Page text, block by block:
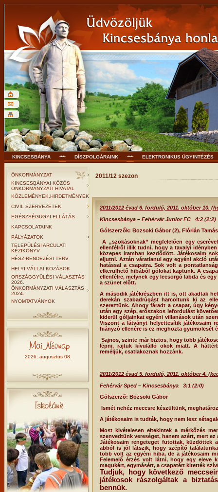
KINCSESBÁNYA DÍSZPOLGÁRAINK ELEKTRONIKUS ÜGYINTÉZÉS
ÖNKORMÁNYZAT
KINCSESBÁNYAI KÖZÖS
ÖNKORMÁNYZATI HIVATAL
KÖZLEMÉNYEK,HIRDETMÉNYEK
CIVIL SZERVEZETEK
EGÉSZSÉGÜGYI ELLÁTÁS
KAPCSOLATAINK
PÁLYÁZATOK
TELEPÜLÉSI ARCULATI
KÉZIKÖNYV
HÉSZ-RENDEZÉSI TERV
HELYI VÁLLALKOZÁSOK
ORSZÁGGYŰLÉSI VÁLASZTÁS
2026.
ÖNKORMÁNYZATI VÁLASZTÁS
2024.
NYOMTATVÁNYOK
2026. augusztus 08.
2011/12 szezon
2011/2012 évad 6. forduló, 2011. október 10.
Kincsesbánya – Fehérvár Junior FC
4:2 (2:2)
Gólszerzők: Bozsoki Gábor (2), Flórián
A „szokásoknak” megfelelően egy
ellenfélről illik tudni, hogy a tavalyi
közepes iramban kezdődött. Játékosaim
eljutni. Aztán váratlanul egy egyéni akció
hatással a csapatra. Sok volt a
elkerülhető hibából gólokat kaptunk. A
ellenfélre, melynek egy lecsorgó labda és
a szünet előtt.
A második játékrészben itt is, ott akadtak
derekán szabadrúgást harcoltunk ki az
szereztünk. Ahogy fáradt a csapat, úgy
után egy szép, erőszakos lefordulást
kiderül góljainkat egyéni villanások után
Viszont a látványt helyettesítik játékosaim
hiányzó ellenére is ez meghozta gyümölcsét
Sajnos, szinte már biztos, hogy több
lépni, rajtuk kívülálló okok miatt. A
reméljük, csatlakoznak hozzánk.
2011/2012 évad 5. forduló, 2011. október 4.
Fehérvár Sped – Kincsesbánya
3:1 (2:0)
Gólszerző: Bozsoki Gábor
Ismét nehéz meccsre készültünk,
A játékosaim is tudták, hogy nem lesz
Most kivételesen eltekintek a mérkőzés
szenvedtünk vereséget, hanem azért, mert
Játékosaim rengeteget futottak, küzdöttek
abból is jól látszik, hogy szépítő
több volt az egyéni hiba, de a játékosaim
Felemelő érzés volt látni, hogy egy eleve
magukért, egymásért, a csapatért kitették
Tudjuk, hogy következő
játékosok rászolgáltak a
bennük.